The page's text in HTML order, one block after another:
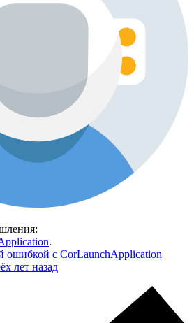
.
ошибкой с CorLaunchApplication
лет назад